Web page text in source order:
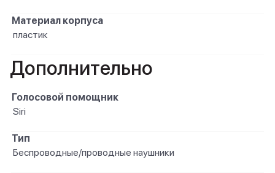
Материал корпуса
пластик
Дополнительно
Голосовой помощник
Siri
Тип
Беспроводные/проводные наушники